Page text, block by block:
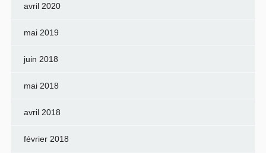
avril 2020
mai 2019
juin 2018
mai 2018
avril 2018
février 2018